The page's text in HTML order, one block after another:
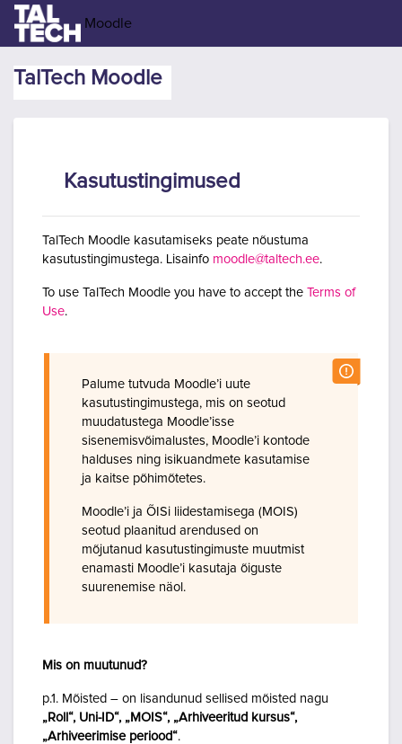
Jäta vahele peasisuni
Moodle
TalTech Moodle
Kasutustingimused
TalTech Moodle kasutamiseks peate nõustuma
kasutustingimustega. Lisainfo moodle@taltech.ee.
To use TalTech Moodle you have to accept the Terms of
Use.
Palume tutvuda Moodle’i uute
kasutustingimustega, mis on seotud
muudatustega Moodle’isse
sisenemisvõimalustes, Moodle’i kontode
halduses ning isikuandmete kasutamise
ja kaitse põhimõtetes.
Moodle’i ja ÕISi liidestamisega (MOIS)
seotud plaanitud arendused on
mõjutanud kasutustingimuste muutmist
enamasti Moodle’i kasutaja õiguste
suurenemise näol.
Mis on muutunud?
p.1. Mõisted – on lisandunud sellised mõisted nagu
„Roll“, Uni-ID“, „MOIS“, „Arhiveeritud kursus“,
„Arhiveerimise periood“.